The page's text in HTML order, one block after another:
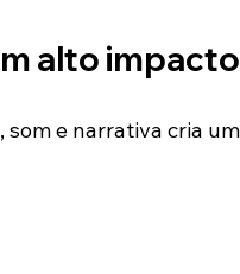
alto
e narrativa cria